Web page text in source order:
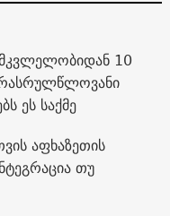
მკვლელობიდან 10
ეს საქმე
აფხაზეთის
თუ